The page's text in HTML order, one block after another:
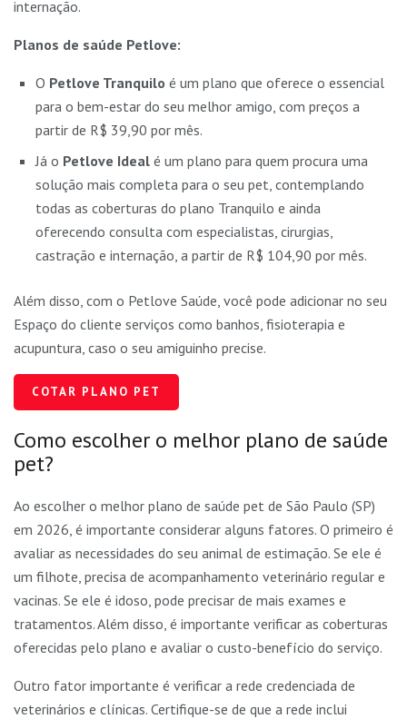
internação.
Planos de saúde Petlove:
O Petlove Tranquilo é um plano que oferece o essencial
para o bem-estar do seu melhor amigo, com preços a
partir de R$ 39,90 por mês.
Já o Petlove Ideal é um plano para quem procura uma
solução mais completa para o seu pet, contemplando
todas as coberturas do plano Tranquilo e ainda
oferecendo consulta com especialistas, cirurgias,
castração e internação, a partir de R$ 104,90 por mês.
Além disso, com o Petlove Saúde, você pode adicionar no seu
Espaço do cliente serviços como banhos, fisioterapia e
acupuntura, caso o seu amiguinho precise.
COTAR PLANO PET
Como escolher o melhor plano de saúde
pet?
Ao escolher o melhor plano de saúde pet de São Paulo (SP)
em 2026, é importante considerar alguns fatores. O primeiro é
avaliar as necessidades do seu animal de estimação. Se ele é
um filhote, precisa de acompanhamento veterinário regular e
vacinas. Se ele é idoso, pode precisar de mais exames e
tratamentos. Além disso, é importante verificar as coberturas
oferecidas pelo plano e avaliar o custo-benefício do serviço.
Outro fator importante é verificar a rede credenciada de
veterinários e clínicas. Certifique-se de que a rede inclui